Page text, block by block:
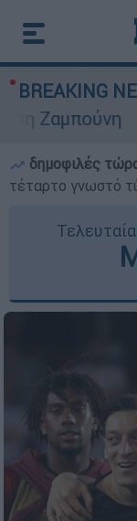
BREAKING
δημοφιλές
τέταρτο γνωστό